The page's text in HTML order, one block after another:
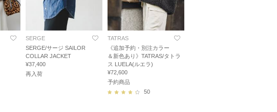
SERGE
SERGE/サージ SAILOR
COLLAR JACKET
¥37,400
再入荷
TATRAS
《追加予約・別注カラー
＆新色あり》TATRAS/タトラ
ス LUELA(ルエラ)
¥72,600
予約商品
50